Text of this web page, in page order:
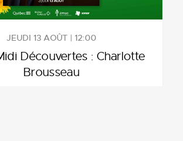
JEUDI 13 AOÛT | 12:00
Découvertes : Charlotte
Brousseau